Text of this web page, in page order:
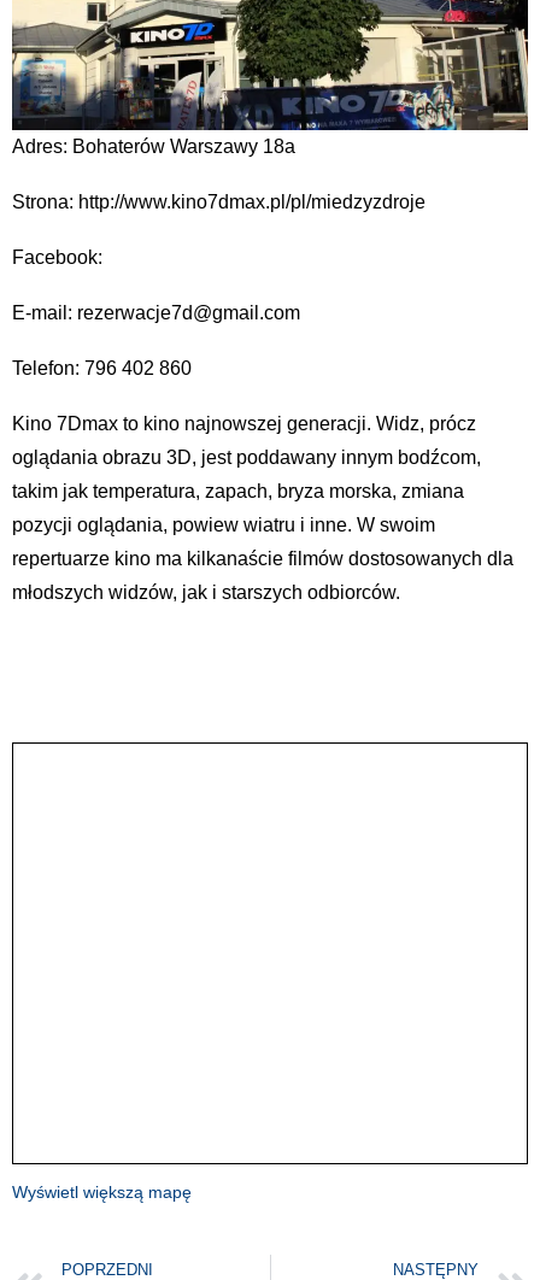
Adres: Bohaterów Warszawy 18a
Strona: http://www.kino7dmax.pl/pl/miedzyzdroje
Facebook:
E-mail: rezerwacje7d@gmail.com
Telefon: 796 402 860
Kino 7Dmax to kino najnowszej generacji. Widz, prócz
oglądania obrazu 3D, jest poddawany innym bodźcom,
takim jak temperatura, zapach, bryza morska, zmiana
pozycji oglądania, powiew wiatru i inne. W swoim
repertuarze kino ma kilkanaście filmów dostosowanych dla
młodszych widzów, jak i starszych odbiorców.
Wyświetl większą mapę
POPRZEDNI NASTĘPNY